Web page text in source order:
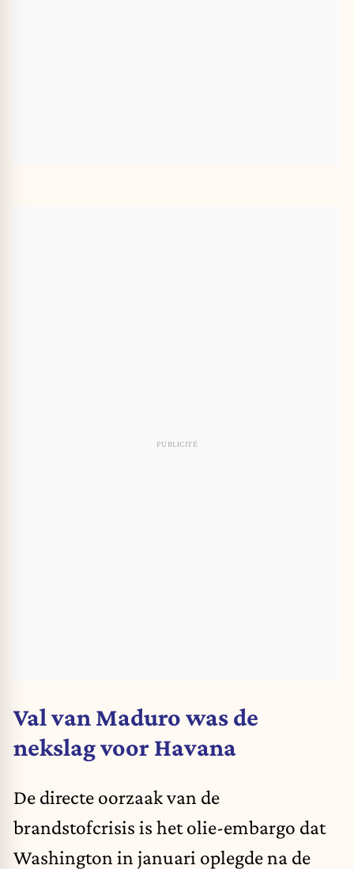
Val van Maduro was de
nekslag voor Havana
De directe oorzaak van de
brandstofcrisis is het olie-embargo dat
Washington in januari oplegde na de